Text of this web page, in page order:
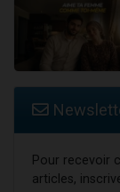
Pour recevoir
articles,